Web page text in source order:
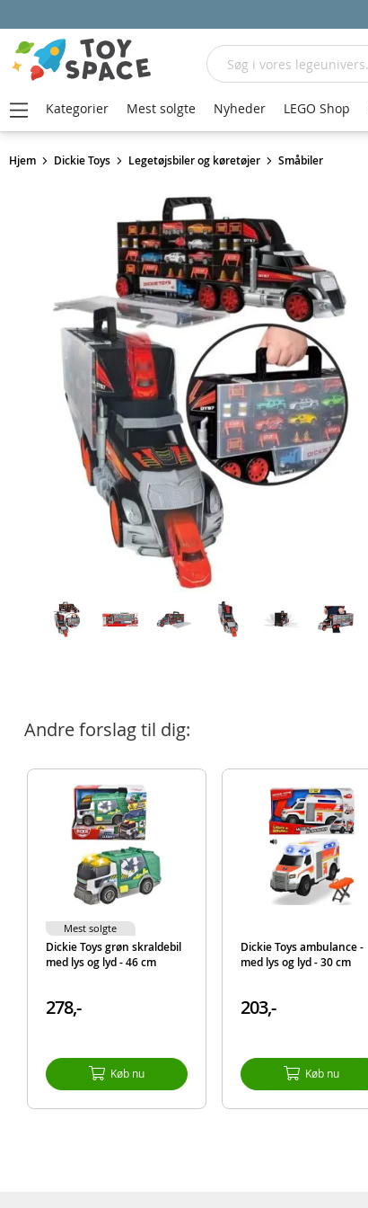
Hjem Dickie Toys Legetøjsbiler og køretøjer Småbiler
Andre forslag til dig:
Dickie Toys grøn skraldebil
med lys og lyd - 46 cm
278,-
Køb nu
Mest solgte
Dickie Toys ambulance -
med lys og lyd - 30 cm
203,-
Køb nu
Søg
Kategorier Mest solgte Nyheder LEGO Shop